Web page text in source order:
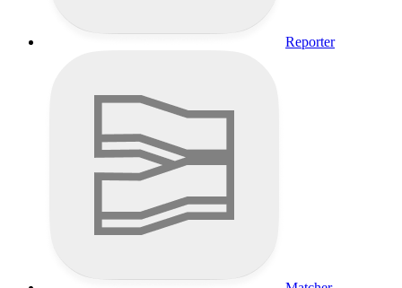
Reporter